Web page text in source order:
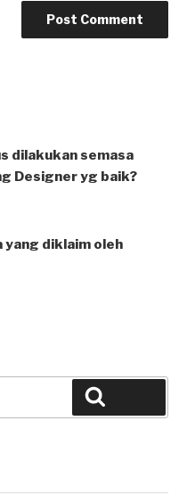
dilakukan semasa
Designer yg baik?
yang diklaim oleh